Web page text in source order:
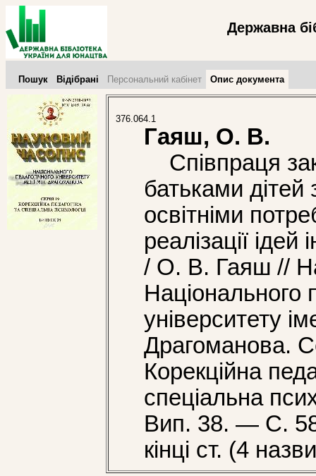
Державна
Пошук Відібрані Персональний кабінет Опис документа
376.064.1
Гаяш, О. В.
Співпраця
батьками
освітніми
реалізації ідей
/ О. В. Гаяш //
Національного
університету
Драгоманова.
Корекційна
спеціальна
Вип. 38. — С.
кінці ст. (4